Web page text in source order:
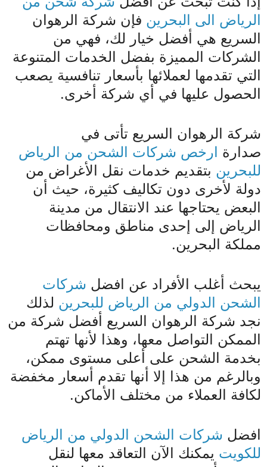
الرياض الى البحرين فإن شركة الرهوان
السريع هي أفضل خيار لك، فهي من
الشركات المميزة بفضل الخدمات المتنوعة
التي تقدمها لعملائها بأسعار تنافسية يصعب
الحصول عليها في أي شركة أخرى.
شركة الرهوان السريع تأتى في
صدارة ارخص شركات الشحن من الرياض
للبحرين بتقديم خدمات نقل الأغراض من
دولة لأخرى دون تكاليف كثيرة، حيث أن
البعض يحتاجها عند الانتقال من مدينة
الرياض إلى إحدى مناطق ومحافظات
مملكة البحرين.
يبحث أغلب الأفراد عن افضل شركات
الشحن الدولي من الرياض للبحرين لذلك
نجد شركة الرهوان السريع أفضل شركة من
الممكن التواصل معها، وهذا لأنها تهتم
بخدمة الشحن على أعلى مستوى ممكن،
وبالرغم من هذا إلا أنها تقدم أسعار مخفضة
لكافة العملاء من مختلف الأماكن.
افضل شركات الشحن الدولي من الرياض
للكويت يمكنك الآن التعاقد معها لنقل